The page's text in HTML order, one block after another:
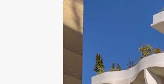
С
о
ЖИЛОЙ КОМПЛЕКС